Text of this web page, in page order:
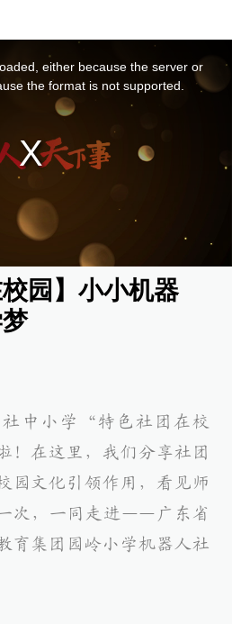
either because the server or
the format is not supported.
校园】小小机器
社中小学“特色社团在校
！在这里，我们分享社团
园文化引领作用，看见师
次，一同走进——广东省
育集团园岭小学机器人社